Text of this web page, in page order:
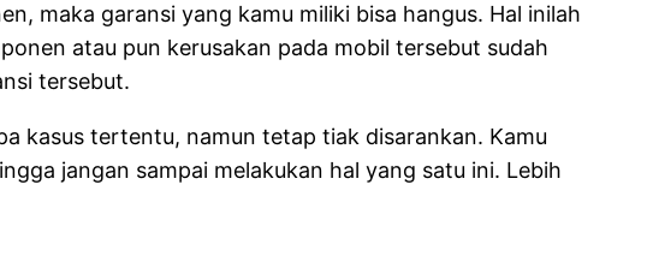
maka garansi yang kamu miliki bisa hangus. Hal inilah
atau pun kerusakan pada mobil tersebut sudah
tersebut.
kasus tertentu, namun tetap tiak disarankan. Kamu
jangan sampai melakukan hal yang satu ini. Lebih